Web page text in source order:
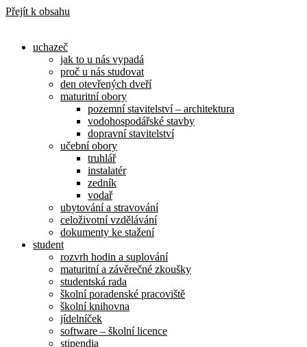
Přejít k obsahu
uchazeč
jak to u nás vypadá
proč u nás studovat
den otevřených dveří
maturitní obory
pozemní stavitelství – architektura
vodohospodářské stavby
dopravní stavitelství
učební obory
truhlář
instalatér
zedník
vodař
ubytování a stravování
celoživotní vzdělávání
dokumenty ke stažení
student
rozvrh hodin a suplování
maturitní a závěrečné zkoušky
studentská rada
školní poradenské pracoviště
školní knihovna
jídelníček
software – školní licence
stipendia